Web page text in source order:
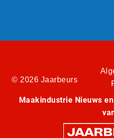
© 2026 Jaarbeurs
Maakindustrie Nieuws